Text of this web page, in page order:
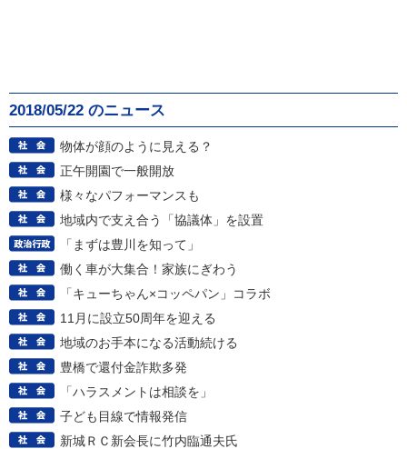
2018/05/22 のニュース
物体が顔のように見える？
正午開園で一般開放
様々なパフォーマンスも
地域内で支え合う「協議体」を設置
「まずは豊川を知って」
働く車が大集合！家族にぎわう
「キューちゃん×コッペパン」コラボ
11月に設立50周年を迎える
地域のお手本になる活動続ける
豊橋で還付金詐欺多発
「ハラスメントは相談を」
子ども目線で情報発信
新城ＲＣ新会長に竹内臨通夫氏